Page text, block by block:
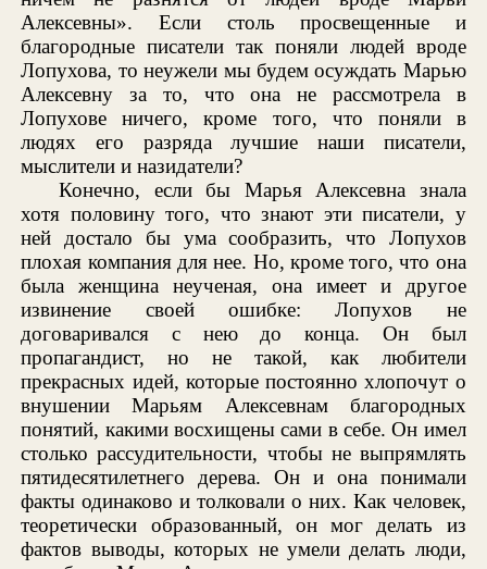
Алексевны». Если столь просвещенные и
благородные писатели так поняли людей вроде
Лопухова, то неужели мы будем осуждать Марью
Алексевну за то, что она не рассмотрела в
Лопухове ничего, кроме того, что поняли в
людях его разряда лучшие наши писатели,
мыслители и назидатели?
Конечно, если бы Марья Алексевна знала
хотя половину того, что знают эти писатели, у
ней достало бы ума сообразить, что Лопухов
плохая компания для нее. Но, кроме того, что она
была женщина неученая, она имеет и другое
извинение своей ошибке: Лопухов не
договаривался с нею до конца. Он был
пропагандист, но не такой, как любители
прекрасных идей, которые постоянно хлопочут о
внушении Марьям Алексевнам благородных
понятий, какими восхищены сами в себе. Он имел
столько рассудительности, чтобы не выпрямлять
пятидесятилетнего дерева. Он и она понимали
факты одинаково и толковали о них. Как человек,
теоретически образованный, он мог делать из
фактов выводы, которых не умели делать люди,